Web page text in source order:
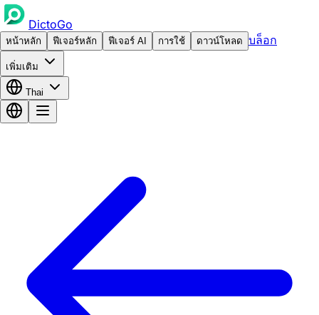
DictoGo
หน้าหลัก ฟีเจอร์หลัก ฟีเจอร์ AI การใช้ ดาวน์โหลด บล็อก
เพิ่มเติม
Thai